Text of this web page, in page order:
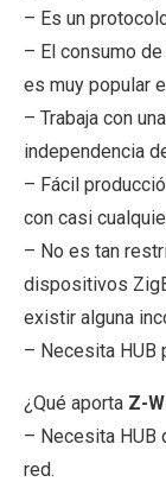
– Es un
– El consumo
es muy popular
– Trabaja con
independencia
– Fácil
con casi
– No es tan
dispositivos
existir alguna
– Necesita HUB
¿Qué aporta Z-
– Necesita HUB
red.